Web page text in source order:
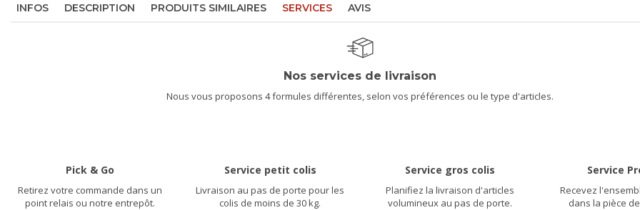
INFOS DESCRIPTION PRODUITS SIMILAIRES SERVICES AVIS
Nos services de livraison
Nous vous proposons 4 formules différentes, selon vos préférences ou le type d'articles.
Pick & Go
Retirez votre commande dans un
point relais ou notre entrepôt.
Service petit colis
Livraison au pas de porte pour les
colis de moins de 30 kg.
Service gros colis
Planifiez la livraison d'articles
volumineux au pas de porte.
Service
Recevez
dans la pièce